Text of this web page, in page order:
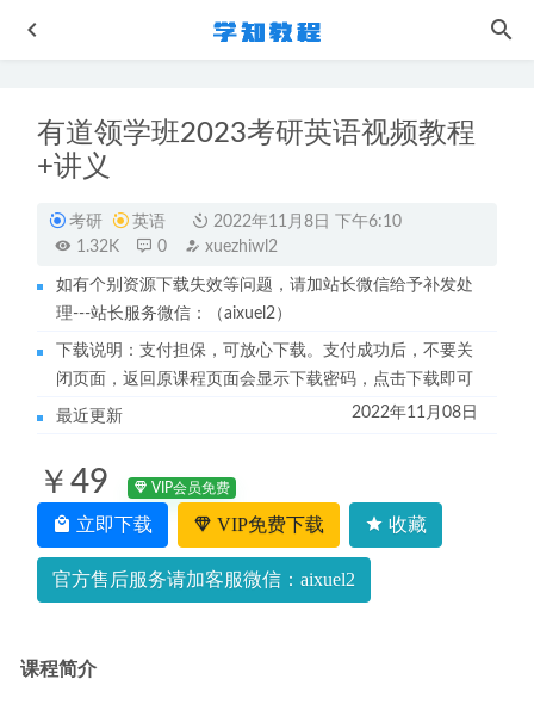
有道领学班2023考研英语视频教程
+讲义
考研 英语
2022年11月8日 下午6:10
1.32K
0 xuezhiwl2
如有个别资源下载失效等问题，请加站长微信给予补发处
理---站长服务微信：（aixuel2）
下载说明：支付担保，可放心下载。支付成功后，不要关
闭页面，返回原课程页面会显示下载密码，点击下载即可
最近更新 2022年11月08日
￥49 VIP会员免费
立即下载 VIP免费下载 收藏
官方售后服务请加客服微信：aixuel2
课程简介
PS平面设计网课超值全套视频教程（初级-中级-高级-美工-
案例-提高-实战） 2022-11-23
21年马宇轩高中政治视频教程全年联报班 2022-07-30
何连伟物理高中网课作业帮2023高二物理课程a+视频教程
+课程笔记（寒假班+春季班）
2023-02-14
小学网课教程233网校小学1-6年级全部科目（语文/数学/英
语） 2022-10-18